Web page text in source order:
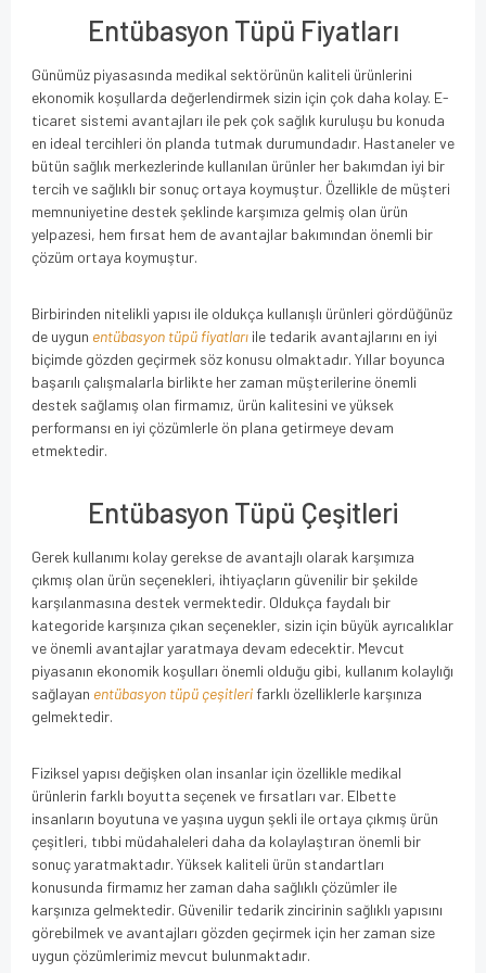
Entübasyon Tüpü Fiyatları
Günümüz piyasasında medikal sektörünün kaliteli ürünlerini
ekonomik koşullarda değerlendirmek sizin için çok daha kolay. E-
ticaret sistemi avantajları ile pek çok sağlık kuruluşu bu konuda
en ideal tercihleri ön planda tutmak durumundadır. Hastaneler ve
bütün sağlık merkezlerinde kullanılan ürünler her bakımdan iyi bir
tercih ve sağlıklı bir sonuç ortaya koymuştur. Özellikle de müşteri
memnuniyetine destek şeklinde karşımıza gelmiş olan ürün
yelpazesi, hem fırsat hem de avantajlar bakımından önemli bir
çözüm ortaya koymuştur.
Birbirinden nitelikli yapısı ile oldukça kullanışlı ürünleri gördüğünüz
de uygun entübasyon tüpü fiyatları ile tedarik avantajlarını en iyi
biçimde gözden geçirmek söz konusu olmaktadır. Yıllar boyunca
başarılı çalışmalarla birlikte her zaman müşterilerine önemli
destek sağlamış olan firmamız, ürün kalitesini ve yüksek
performansı en iyi çözümlerle ön plana getirmeye devam
etmektedir.
Entübasyon Tüpü Çeşitleri
Gerek kullanımı kolay gerekse de avantajlı olarak karşımıza
çıkmış olan ürün seçenekleri, ihtiyaçların güvenilir bir şekilde
karşılanmasına destek vermektedir. Oldukça faydalı bir
kategoride karşınıza çıkan seçenekler, sizin için büyük ayrıcalıklar
ve önemli avantajlar yaratmaya devam edecektir. Mevcut
piyasanın ekonomik koşulları önemli olduğu gibi, kullanım kolaylığı
sağlayan entübasyon tüpü çeşitleri farklı özelliklerle karşınıza
gelmektedir.
Fiziksel yapısı değişken olan insanlar için özellikle medikal
ürünlerin farklı boyutta seçenek ve fırsatları var. Elbette
insanların boyutuna ve yaşına uygun şekli ile ortaya çıkmış ürün
çeşitleri, tıbbi müdahaleleri daha da kolaylaştıran önemli bir
sonuç yaratmaktadır. Yüksek kaliteli ürün standartları
konusunda firmamız her zaman daha sağlıklı çözümler ile
karşınıza gelmektedir. Güvenilir tedarik zincirinin sağlıklı yapısını
görebilmek ve avantajları gözden geçirmek için her zaman size
uygun çözümlerimiz mevcut bulunmaktadır.